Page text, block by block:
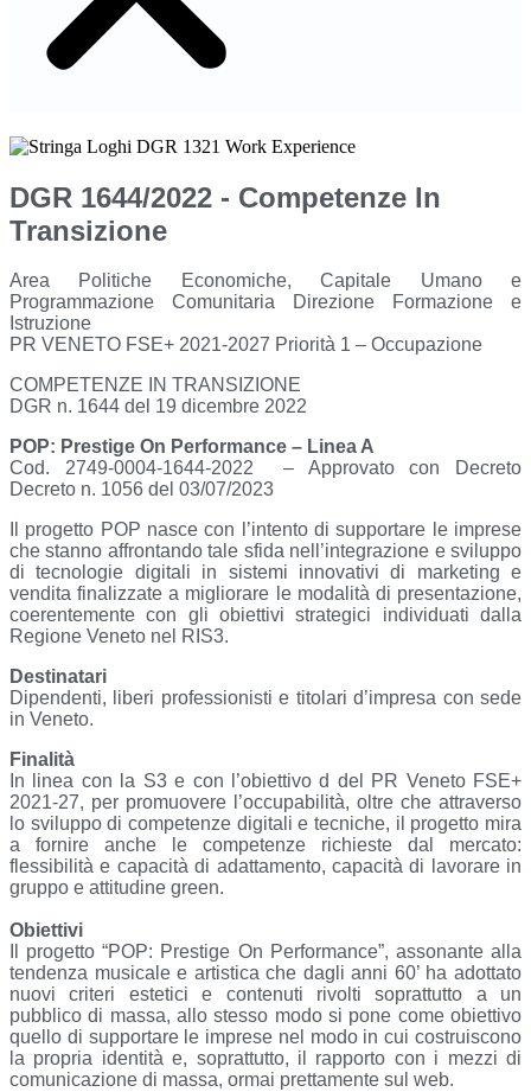
DGR 1644/2022 - Competenze In
Transizione
Area Politiche Economiche, Capitale Umano e
Programmazione Comunitaria
Direzione Formazione e
Istruzione
PR VENETO FSE+ 2021-2027 Priorità 1 – Occupazione
COMPETENZE IN TRANSIZIONE
DGR n. 1644 del 19 dicembre 2022
POP: Prestige On Performance – Linea A
Cod. 2749-0004-1644-2022– Approvato con Decreto
Decreto n. 1056 del 03/07/2023
Il progetto POP nasce con l’intento di supportare le imprese
che stanno affrontando tale sfida nell’integrazione e sviluppo
di tecnologie digitali in sistemi innovativi di marketing e
vendita finalizzate a migliorare le modalità di presentazione,
coerentemente con gli obiettivi strategici individuati dalla
Regione Veneto nel RIS3.
Destinatari
Dipendenti, liberi professionisti e titolari d’impresa con sede
in Veneto.
Finalità
In linea con la S3 e con l’obiettivo d del PR Veneto FSE+
2021-27, per promuovere l’occupabilità, oltre che attraverso
lo sviluppo di competenze digitali e tecniche, il progetto mira
a fornire anche le competenze richieste dal mercato:
flessibilità e capacità di adattamento, capacità di lavorare in
gruppo e attitudine green.
Obiettivi
Il progetto “POP: Prestige On Performance”, assonante alla
tendenza musicale e artistica che dagli anni 60’ ha adottato
nuovi criteri estetici e contenuti rivolti soprattutto a un
pubblico di massa, allo stesso modo si pone come obiettivo
quello di supportare le imprese nel modo in cui costruiscono
la propria identità e, soprattutto, il rapporto con i mezzi di
comunicazione di massa, ormai prettamente sul web.